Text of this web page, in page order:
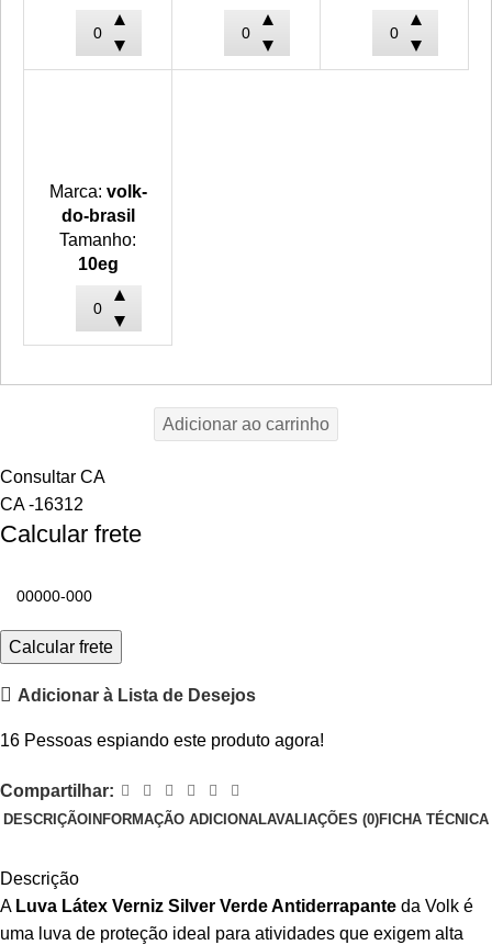
Marca: volk-
do-brasil
Tamanho:
10eg
Adicionar ao carrinho
Consultar CA
CA -16312
Calcular frete
Adicionar à Lista de Desejos
16 Pessoas espiando este produto agora!
Compartilhar:
DESCRIÇÃO INFORMAÇÃO ADICIONALAVALIAÇÕES (0)FICHA TÉCNICA
Descrição
A Luva Látex Verniz Silver Verde Antiderrapante da Volk é
uma luva de proteção ideal para atividades que exigem alta